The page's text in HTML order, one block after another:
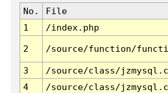
No. File
1
/index.php
2 /source/function/
3 /source/class/
4
/source/class/